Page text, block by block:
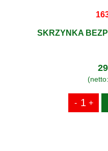
SKRZYNKA
(netto: